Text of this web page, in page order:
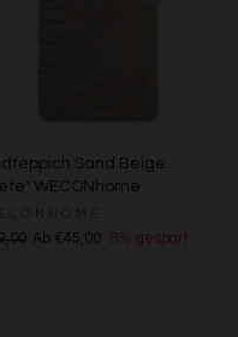
Sand Beige
WECONhome
Ab €45,00 8% gespart
Inhalten
Statistiken oder
der Angebote